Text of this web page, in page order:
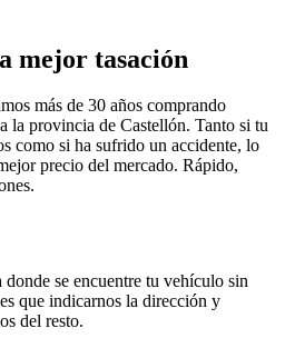
mejor tasación
más de 30 años comprando
la provincia de Castellón. Tanto si tu
como si ha sufrido un accidente, lo
precio del mercado. Rápido,
donde se encuentre tu vehículo sin
que indicarnos la dirección y
del resto.